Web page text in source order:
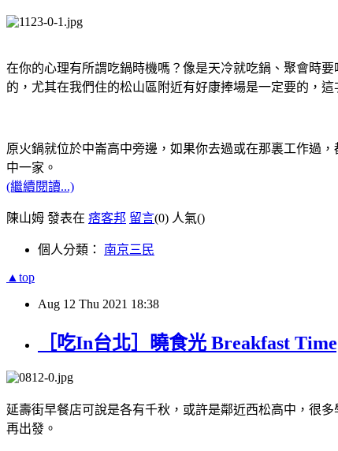
在你的心理有所謂吃鍋時機嗎？像是天冷就吃鍋、聚會時
的，尤其在我們住的松山區附近有好康捧場是一定要的，
原火鍋就位於中崙高中旁邊，如果你去過或在那裏工作過
中一家。
(繼續閱讀...)
陳山姆 發表在 痞客邦 留言(0) 人氣()
個人分類： 南京三民
▲top
Aug 12 Thu 2021 18:38
［吃In台北］曉食光 Breakfast
延壽街早餐店可說是各有千秋，或許是鄰近西松高中，很
再出發。